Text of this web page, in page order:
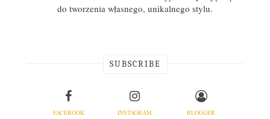
do tworzenia własnego, unikalnego stylu.
SUBSCRIBE
FACEBOOK INSTAGRAM BLOGGER